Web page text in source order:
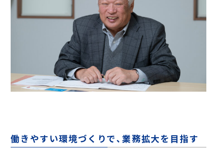
働きやすい環境づくりで、業務拡大を目指す